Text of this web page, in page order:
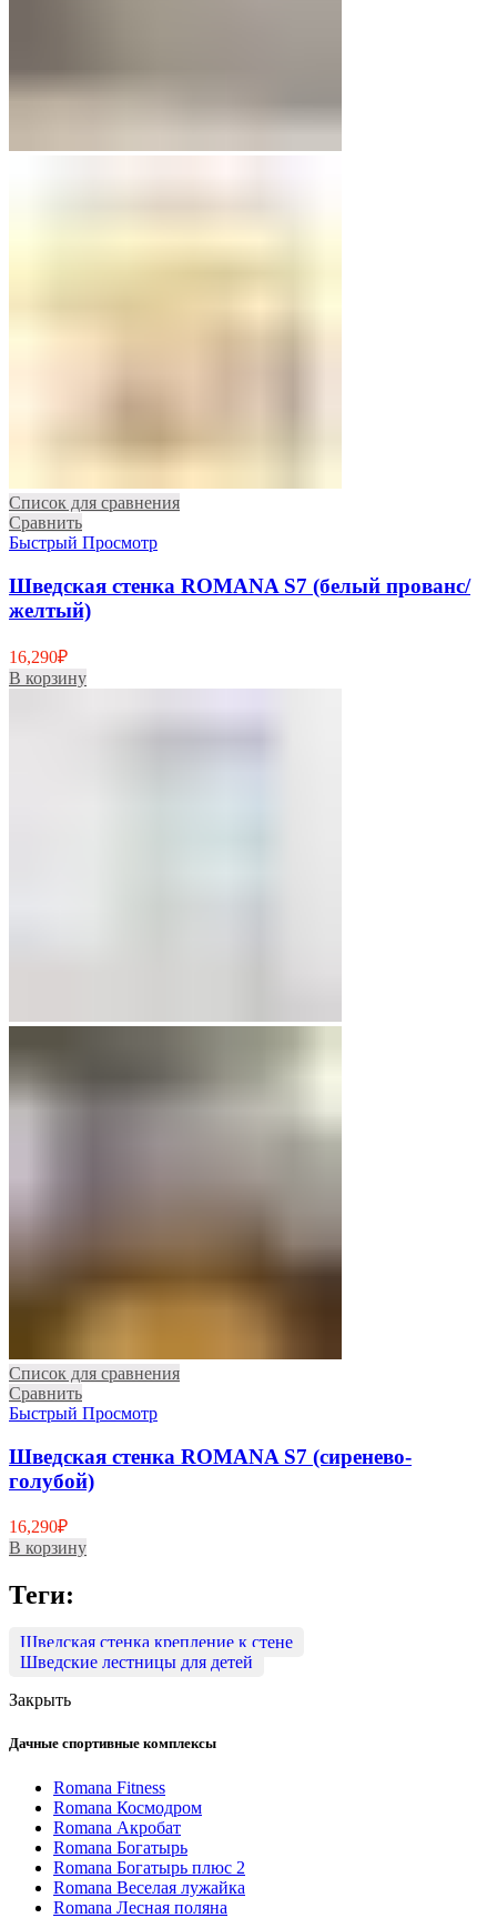
Список для сравнения
Сравнить
Быстрый Просмотр
Шведская стенка ROMANA S7 (белый прованс/
желтый)
16,290₽
В корзину
Список для сравнения
Сравнить
Быстрый Просмотр
Шведская стенка ROMANA S7 (сиренево-
голубой)
16,290₽
В корзину
Теги:
Шведская стенка крепление к стене
Шведские лестницы для детей
Закрыть
Дачные спортивные комплексы
Romana Fitness
Romana Космодром
Romana Акробат
Romana Богатырь
Romana Богатырь плюс 2
Romana Веселая лужайка
Romana Лесная поляна